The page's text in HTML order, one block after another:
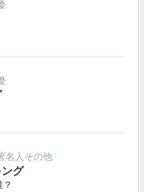
名人その他
グ